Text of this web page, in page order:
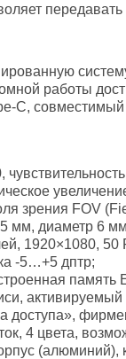
работы
C,
зрения FOV
мм, диаметр 6
1920×1080, 50
-5…+5 дптр;
память
активируемый
доступа»,
4 цвета,
(алюминий),